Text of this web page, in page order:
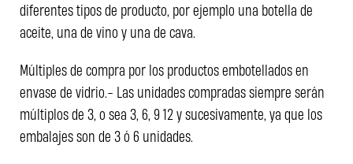
diferentes tipos de producto, por ejemplo una botella de
aceite, una de vino y una de cava.
Múltiples de compra por los productos embotellados en
envase de vidrio.- Las unidades compradas siempre serán
múltiplos de 3, o sea 3, 6, 9 12 y sucesivamente, ya que los
embalajes son de 3 ó 6 unidades.